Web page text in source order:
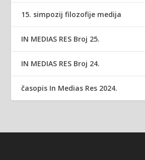
15. simpozij filozofije medija
IN MEDIAS RES Broj 25.
IN MEDIAS RES Broj 24.
časopis In Medias Res 2024.